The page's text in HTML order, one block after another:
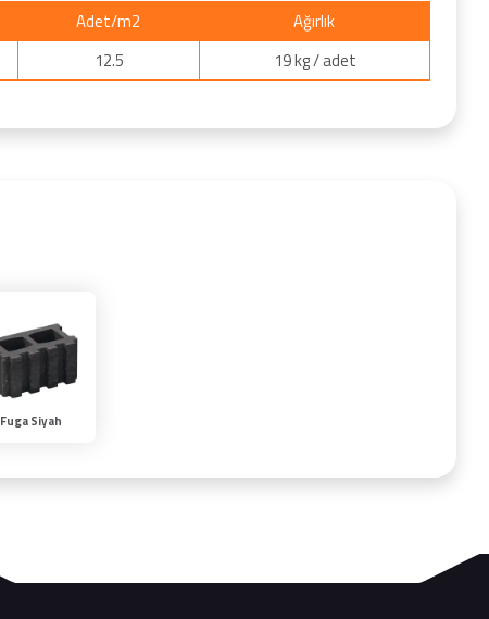
Adet/m2
Ağırlık
12.5 19 kg / adet
Fuga Siyah